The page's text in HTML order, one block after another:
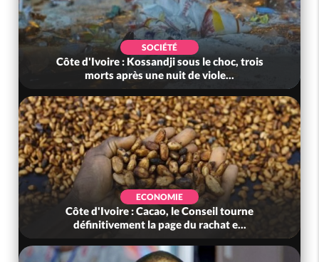
SOCIÉTÉ
Côte d'Ivoire : Kossandji sous le choc, trois
morts après une nuit de viole...
ECONOMIE
Côte d'Ivoire : Cacao, le Conseil tourne
définitivement la page du rachat e...